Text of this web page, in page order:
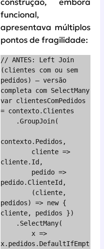
construção, embora
funcional,
apresentava múltiplos
pontos de fragilidade:
// ANTES: Left Join
(clientes com ou sem
pedidos) – versão
completa com SelectMany
var clientesComPedidos
= contexto.Clientes
contexto.Pedidos,
cliente.Id,
pedido.ClienteId,
pedidos) => new {
cliente, pedidos })
x.pedidos.DefaultIfEmpt